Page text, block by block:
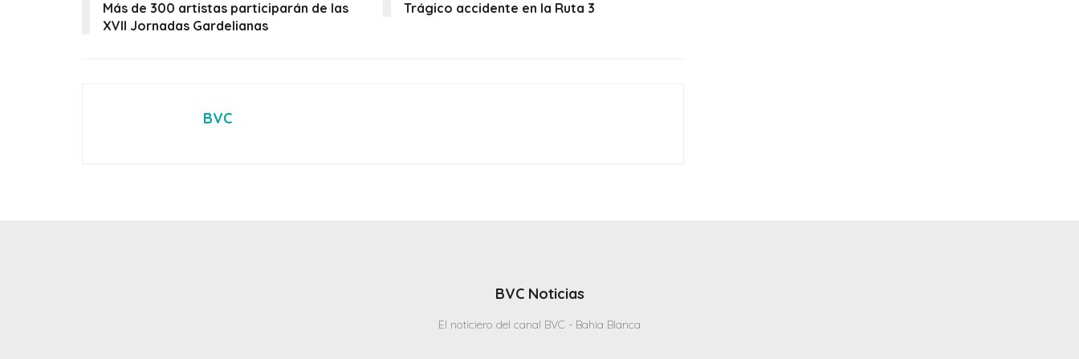
Más de 300 artistas participarán de las
XVII Jornadas Gardelianas
Trágico accidente en la Ruta 3
BVC
BVC Noticias
El noticiero del canal BVC - Bahia Blanca